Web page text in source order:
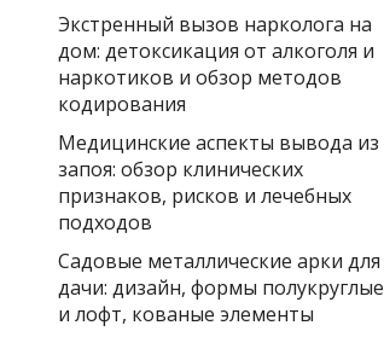
Экстренный вызов нарколога на
дом: детоксикация от алкоголя и
наркотиков и обзор методов
кодирования
Медицинские аспекты вывода из
запоя: обзор клинических
признаков, рисков и лечебных
подходов
Садовые металлические арки для
дачи: дизайн, формы полукруглые
и лофт, кованые элементы